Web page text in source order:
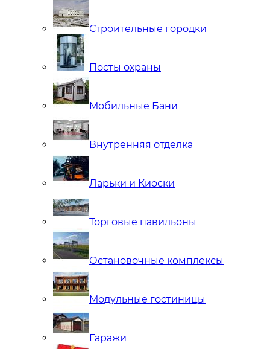
Строительные городки
Посты охраны
Мобильные Бани
Внутренняя отделка
Ларьки и Киоски
Торговые павильоны
Остановочные комплексы
Модульные гостиницы
Гаражи